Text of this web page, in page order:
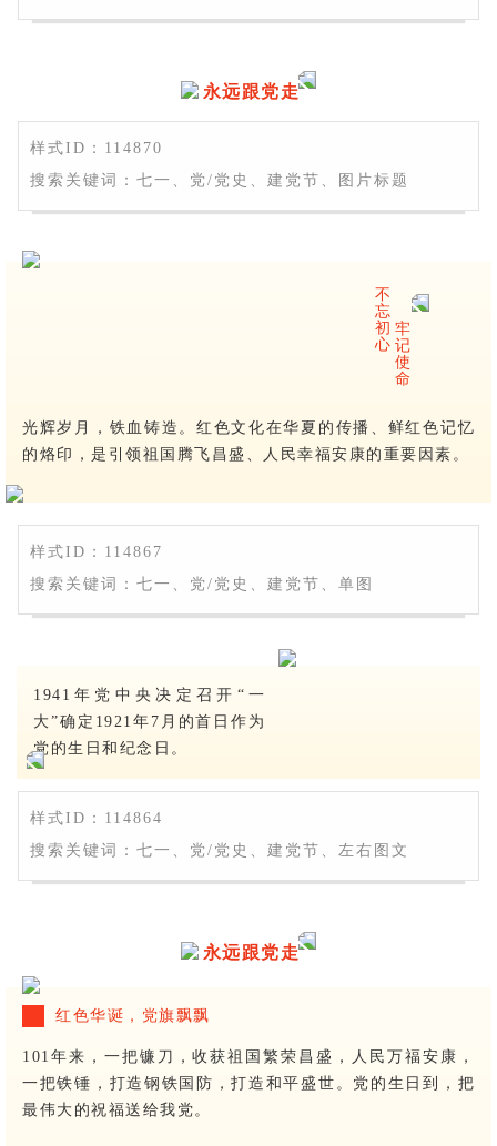
永远跟党走
样式ID：114870
搜索关键词：七一、党/党史、建党节、图片标题
不
忘
初
心
牢
记
使
命
光辉岁月，铁血铸造。红色文化在华夏的传播、鲜红色记忆
的烙印，是引领祖国腾飞昌盛、人民幸福安康的重要因素。
样式ID：114867
搜索关键词：七一、党/党史、建党节、单图
1941年党中央决定召开“一
大”确定1921年7月的首日作为
党的生日和纪念日。
样式ID：114864
搜索关键词：七一、党/党史、建党节、左右图文
永远跟党走
红色华诞，党旗飘飘
101年来，一把镰刀，收获祖国繁荣昌盛，人民万福安康，
一把铁锤，打造钢铁国防，打造和平盛世。党的生日到，把
最伟大的祝福送给我党。